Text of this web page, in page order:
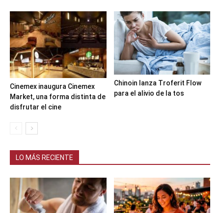
Cinemex inaugura Cinemex
Market, una forma distinta de
disfrutar el cine
Chinoin lanza Troferit Flow
para el alivio de la tos
LO MÁS RECIENTE